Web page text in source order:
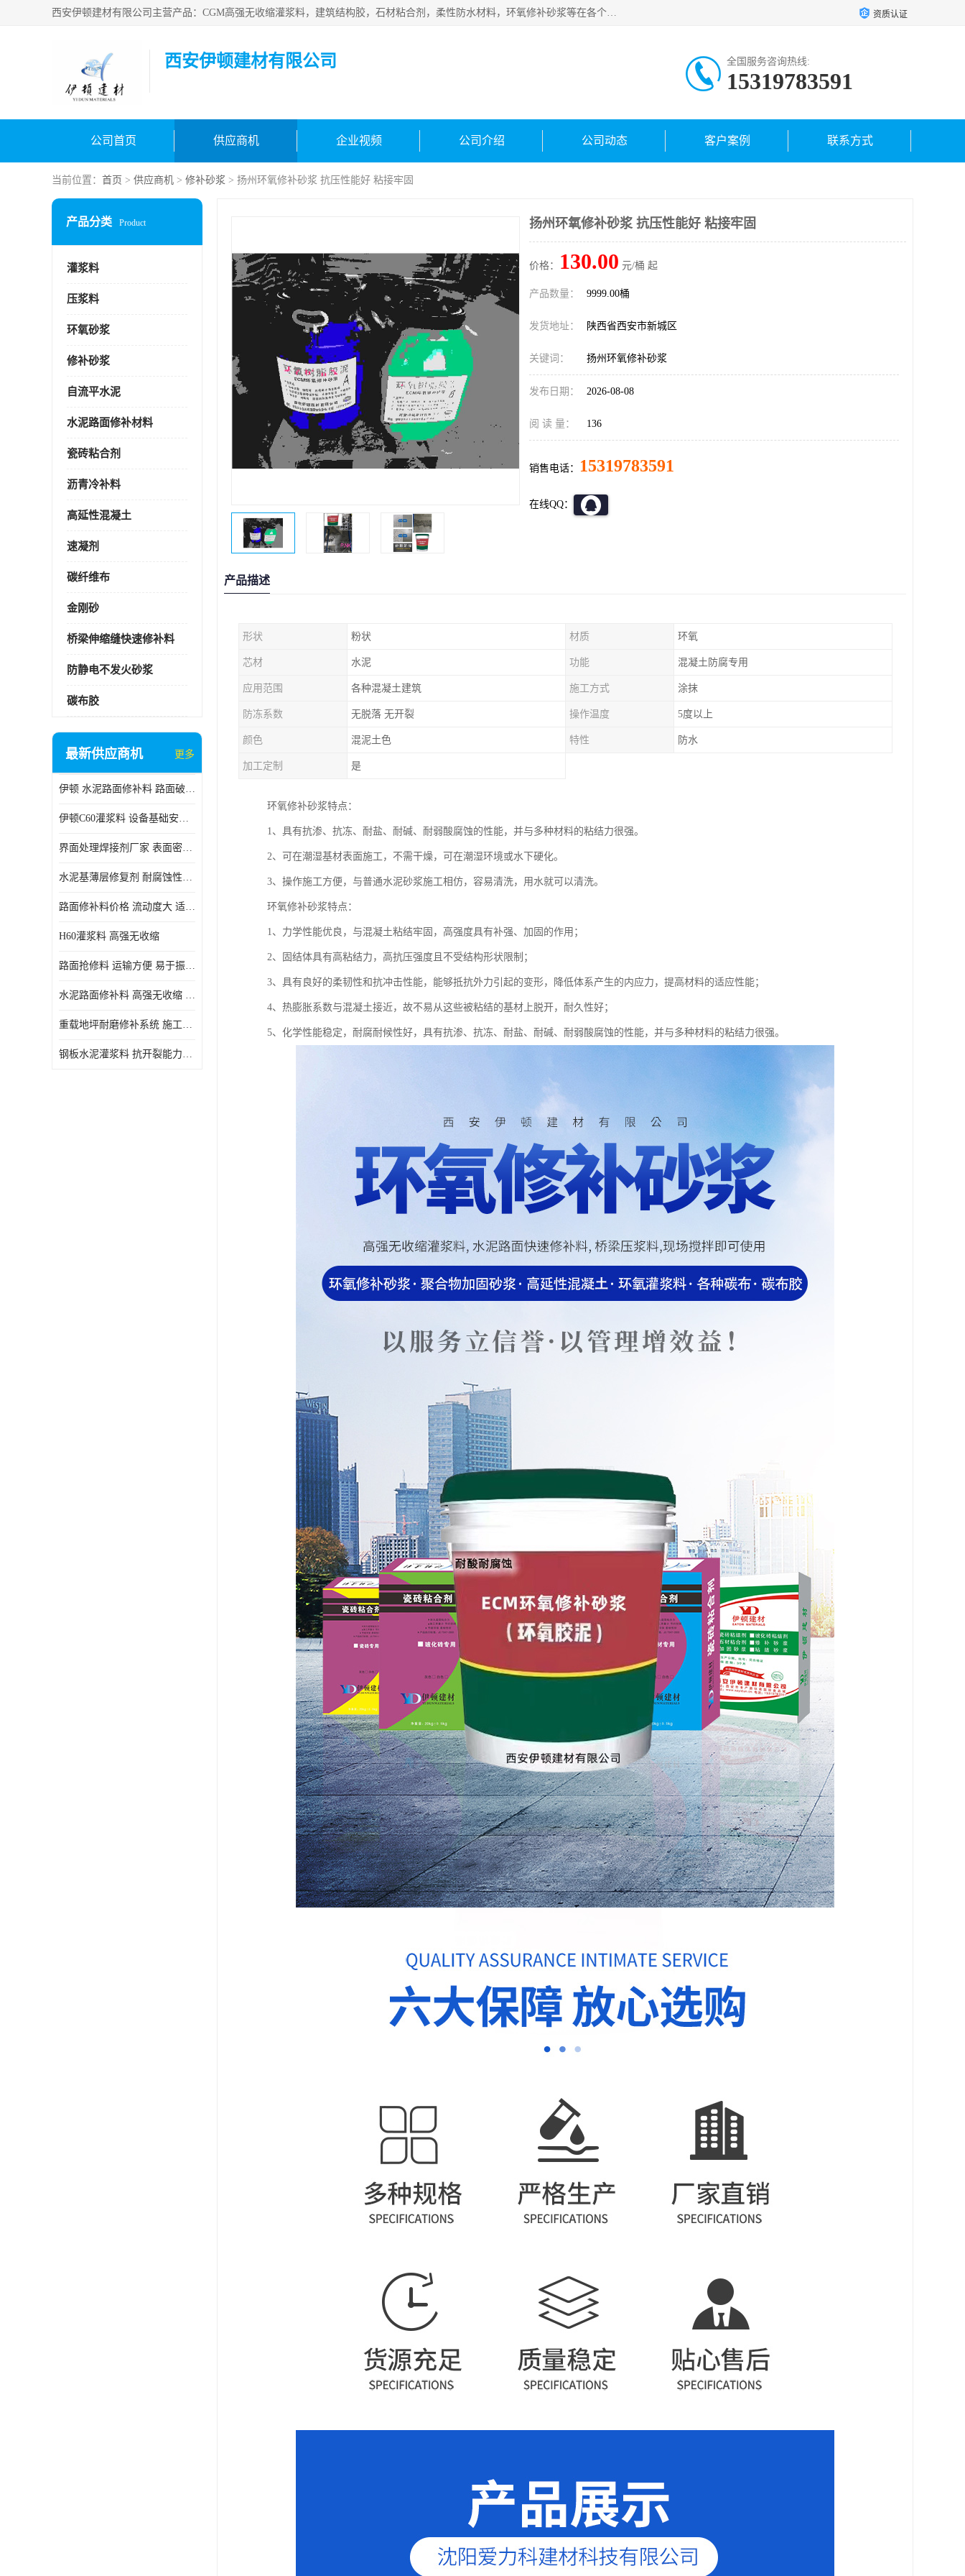
西安伊顿建材有限公司主营产品：CGM高强无收缩灌浆料，建筑结构胶，石材粘合剂，柔性防水材料，环氧修补砂浆等在各个行业得到了客户认可。 资质认证
西安伊顿建材有限公司 全国服务咨询热线:
15319783591
公司首页 供应商机 企业视频 公司介绍 公司动态 客户案例 联系方式
当前位置： 首页 > 供应商机 > 修补砂浆 > 扬州环氧修补砂浆 抗压性能好 粘接牢固
产品分类 Product
灌浆料
压浆料
环氧砂浆
修补砂浆
自流平水泥
水泥路面修补材料
瓷砖粘合剂
沥青冷补料
高延性混凝土
速凝剂
碳纤维布
金刚砂
桥梁伸缩缝快速修补料
防静电不发火砂浆
碳布胶
最新供应商机 更多
伊顿 水泥路面修补料 路面破损起皮快速修补 2小时通车
伊顿C60灌浆料 设备基础安装 梁柱改造加固二次灌浆料
界面处理焊接剂厂家 表面密实 良好的流动性
水泥基薄层修复剂 耐腐蚀性好 适用范围广
路面修补料价格 流动度大 适用范围广
H60灌浆料 高强无收缩
路面抢修料 运输方便 易于振捣密实
水泥路面修补料 高强无收缩 施工和易性好 强度高 韧性好
重载地坪耐磨修补系统 施工期短 易于振捣密实
钢板水泥灌浆料 抗开裂能力强 施工和易性好
扬州环氧修补砂浆 抗压性能好 粘接牢固
价格： 130.00 元/桶 起
产品数量： 9999.00桶
发货地址： 陕西省西安市新城区
关键词： 扬州环氧修补砂浆
发布日期： 2026-08-08
阅 读 量： 136
销售电话： 15319783591
在线QQ：
产品描述
形状 粉状 材质 环氧
芯材 水泥 功能 混凝土防腐专用
应用范围 各种混凝土建筑 施工方式 涂抹
防冻系数 无脱落 无开裂 操作温度 5度以上
颜色 混泥土色 特性 防水
加工定制 是
环氧修补砂浆特点：
1、具有抗渗、抗冻、耐盐、耐碱、耐弱酸腐蚀的性能，并与多种材料的粘结力很强。
2、可在潮湿基材表面施工，不需干燥，可在潮湿环境或水下硬化。
3、操作施工方便，与普通水泥砂浆施工相仿，容易清洗，用水就可以清洗。
环氧修补砂浆特点：
1、力学性能优良，与混凝土粘结牢固，高强度具有补强、加固的作用；
2、固结体具有高粘结力，高抗压强度且不受结构形状限制；
3、具有良好的柔韧性和抗冲击性能，能够抵抗外力引起的变形，降低体系产生的内应力，提高材料的适应性能；
4、热膨胀系数与混凝土接近，故不易从这些被粘结的基材上脱开，耐久性好；
5、化学性能稳定，耐腐耐候性好，具有抗渗、抗冻、耐盐、耐碱、耐弱酸腐蚀的性能，并与多种材料的粘结力很强。